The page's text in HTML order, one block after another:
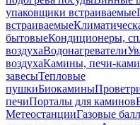
упаковщики встраиваемые
встраиваемые
бытовыеКондиционеры,
воздухаВодонагреватели
воздухаКамины, печи-
завесыТепловые
пушкиБиокамины
печиПорталы для каминов
МетеостанцииГазовые